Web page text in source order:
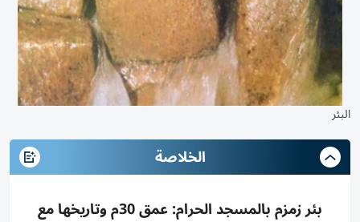
البئر
الخلاصة
بئر زمزم بالمسجد الحرام: عمق 30م وتاريخها مع